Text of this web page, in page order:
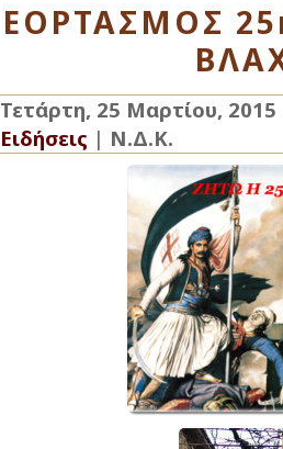
ΕΟΡΤΑΣΜΟΣ
Τετάρτη, 25 Μαρτίου, 2015
Ειδήσεις | Ν.Δ.Κ.